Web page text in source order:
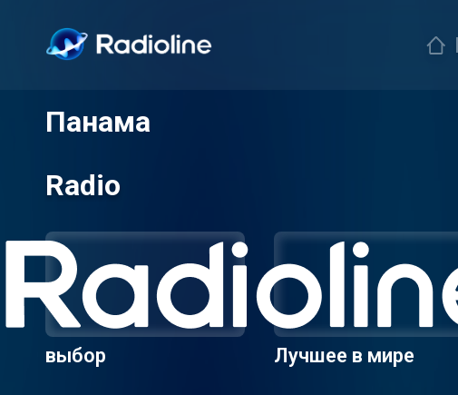
Панама
Radio
выбор Лучшее в мире